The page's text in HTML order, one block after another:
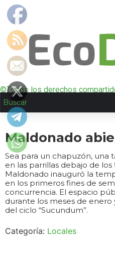
©Todos los derechos
Maldonado
Sea para un chapuzón, una
en las parrillas debajo de
Maldonado inauguró la
en los primeros fines de
concurrencia. El espacio
durante los meses de
del ciclo “Sucundum”.
Categoría: Locales